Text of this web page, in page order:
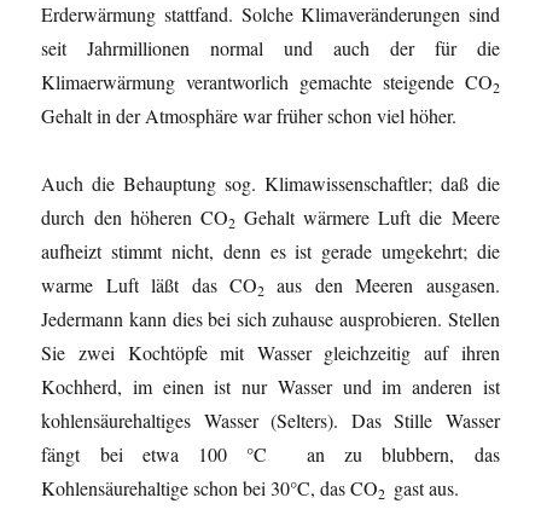
Erderwärmung stattfand. Solche Klimaveränderungen sind
seit Jahrmillionen normal und auch der für die
Klimaerwärmung verantworlich gemachte steigende CO2
Gehalt in der Atmosphäre war früher schon viel höher.
Auch die Behauptung sog. Klimawissenschaftler; daß die
durch den höheren CO2 Gehalt wärmere Luft die Meere
aufheizt stimmt nicht, denn es ist gerade umgekehrt; die
warme Luft läßt das CO2
aus den Meeren ausgasen.
Jedermann kann dies bei sich zuhause ausprobieren. Stellen
Sie zwei Kochtöpfe mit Wasser gleichzeitig auf ihren
Kochherd, im einen ist nur Wasser und im anderen ist
kohlensäurehaltiges Wasser (Selters). Das Stille Wasser
fängt bei etwa 100 °C an zu blubbern, das
Kohlensäurehaltige schon bei 30°C, das CO2gast aus.